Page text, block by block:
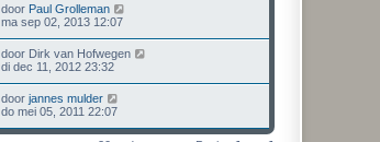
door Paul Grolleman
ma sep 02, 2013 12:07
door Dirk van Hofwegen
di dec 11, 2012 23:32
door jannes mulder
do mei 05, 2011 22:07